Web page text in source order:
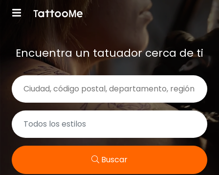
Encuentra un tatuador cerca de ti
Buscar